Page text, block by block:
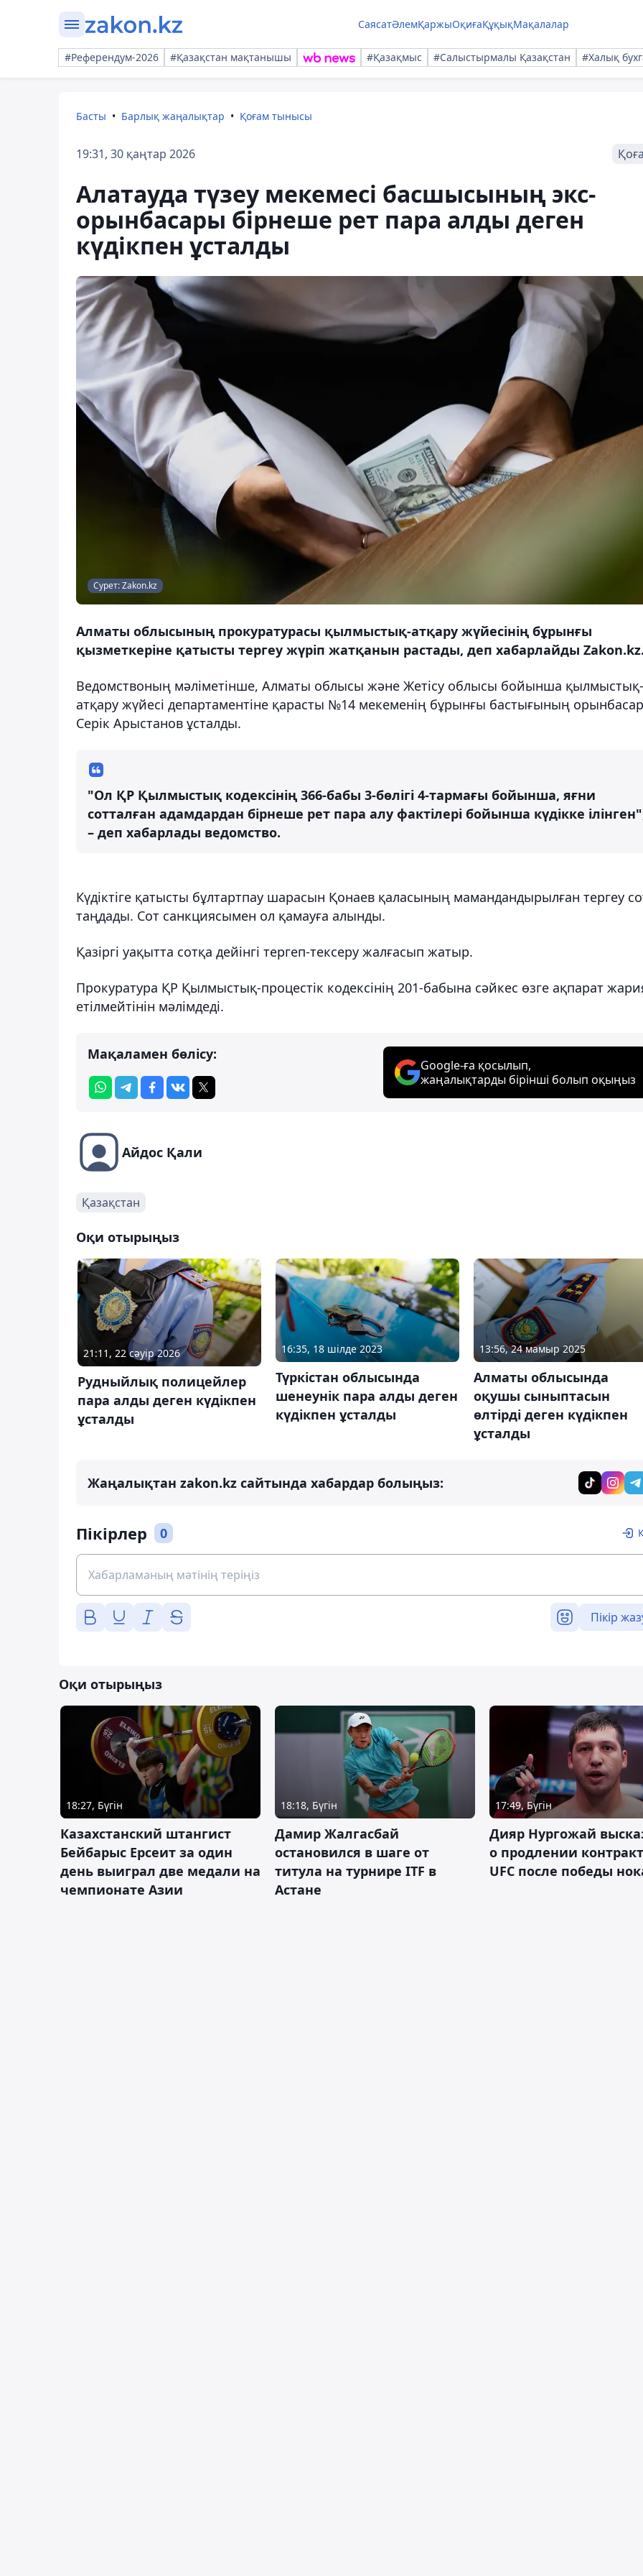
СаясатӘлемҚаржыОқиғаҚұқықМақалалар
#Референдум-2026 #Қазақстан мақтанышы #Қазақмыс #Салыстырмалы Қазақстан #Халық
Басты Барлық жаңалықтар Қоғам тынысы
19:31, 30 қаңтар 2026
Алатауда түзеу мекемесі басшысының экс-
орынбасары бірнеше рет пара алды деген
күдікпен ұсталды
Сурет: Zakon.kz
Алматы облысының прокуратурасы қылмыстық-атқару жүйесінің бұрынғы
қызметкеріне қатысты тергеу жүріп жатқанын растады, деп хабарлайды
Ведомствоның мәліметінше, Алматы облысы және Жетісу облысы бойынша қылмыстық-
атқару жүйесі департаментіне қарасты №14 мекеменің бұрынғы бастығының
Серік Арыстанов ұсталды.
"Ол ҚР Қылмыстық кодексінің 366-бабы 3-бөлігі 4-тармағы бойынша, яғни
сотталған адамдардан бірнеше рет пара алу фактілері бойынша күдікке
– деп хабарлады ведомство.
Күдіктіге қатысты бұлтартпау шарасын Қонаев қаласының мамандандырылған тергеу
таңдады. Сот санкциясымен ол қамауға алынды.
Қазіргі уақытта сотқа дейінгі тергеп-тексеру жалғасып жатыр.
Прокуратура ҚР Қылмыстық-процестік кодексінің 201-бабына сәйкес өзге ақпарат
етілмейтінін мәлімдеді.
Мақаламен бөлісу:
Google-ға қосылып,
жаңалықтарды бірінші болып оқыңыз
Айдос Қали
Қазақстан
Оқи отырыңыз
21:11, 22 сәуір 2026
Рудныйлық полицейлер
пара алды деген күдікпен
ұсталды
16:35, 18 шілде 2023
Түркістан облысында
шенеунік пара алды деген
күдікпен ұсталды
13:56, 24 мамыр 2025
Алматы облысында
оқушы сыныптасын
өлтірді деген күдікпен
ұсталды
Жаңалықтан zakon.kz сайтында хабардар болыңыз:
Пікірлер 0
Пікір
Оқи отырыңыз
18:27, Бүгін
Казахстанский штангист
Бейбарыс Ерсеит за один
день выиграл две медали на
чемпионате Азии
18:18, Бүгін
Дамир Жалгасбай
остановился в шаге от
титула на турнире ITF в
Астане
17:49, Бүгін
Дияр Нургожай
о продлении
UFC после победы